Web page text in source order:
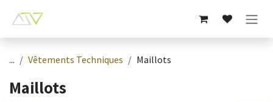
... Vêtements Techniques Maillots
Maillots